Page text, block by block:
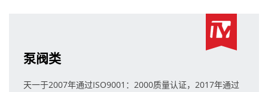
泵阀类
天一于2007年通过ISO9001：2000质量认证，2017年通过